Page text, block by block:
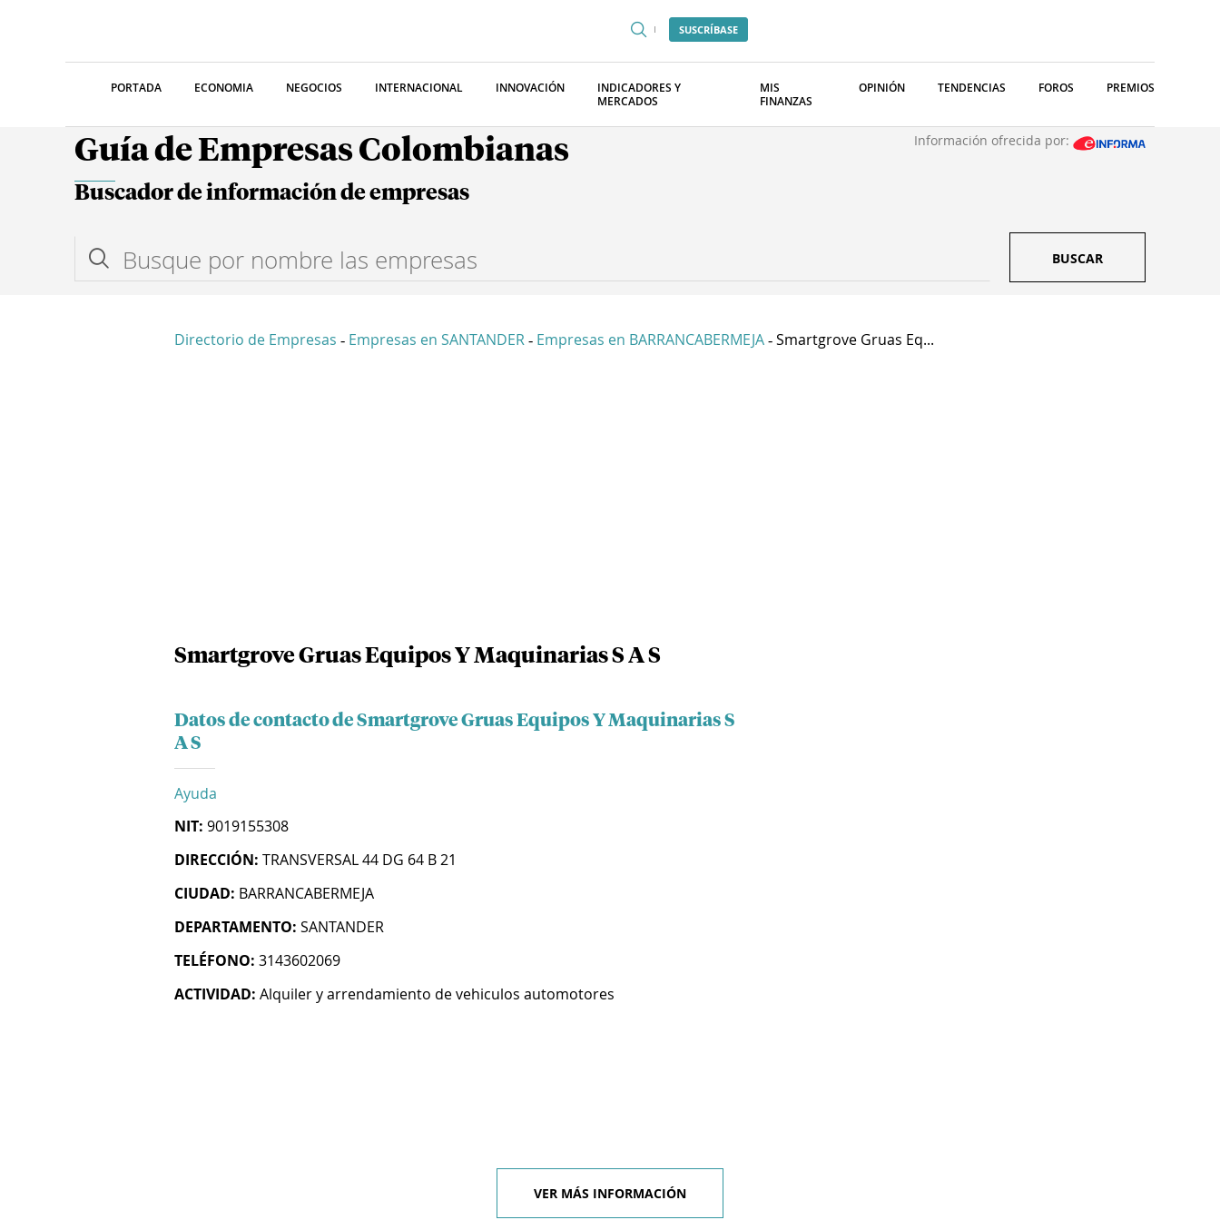
SUSCRÍBASE
PORTADA ECONOMIA NEGOCIOS INTERNACIONAL INNOVACIÓN
INDICADORES Y
MERCADOS
MIS
FINANZAS
OPINIÓN TENDENCIAS FOROS PREMIOS
Guía de Empresas Colombianas Información ofrecida por:
Buscador de información de empresas
BUSCAR
Directorio de Empresas - Empresas en SANTANDER - Empresas en BARRANCABERMEJA - Smartgrove Gruas Eq...
Smartgrove Gruas Equipos Y Maquinarias S A S
Datos de contacto de Smartgrove Gruas Equipos Y Maquinarias S
A S
Ayuda
NIT: 9019155308
DIRECCIÓN: TRANSVERSAL 44 DG 64 B 21
CIUDAD: BARRANCABERMEJA
DEPARTAMENTO: SANTANDER
TELÉFONO: 3143602069
ACTIVIDAD: Alquiler y arrendamiento de vehiculos automotores
VER MÁS INFORMACIÓN